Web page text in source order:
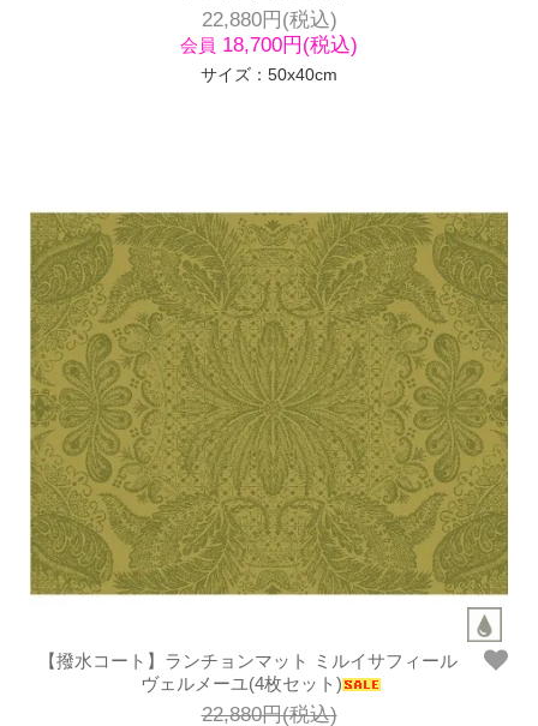
22,880円(税込)
会員 18,700円(税込)
サイズ：50x40cm
【撥水コート】ランチョンマット ミルイサフィール
ヴェルメーユ(4枚セット)
22,880円(税込)